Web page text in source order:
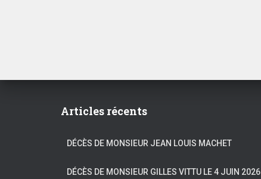
Articles récents
DÉCÈS DE MONSIEUR JEAN LOUIS MACHET
DÉCÈS DE MONSIEUR GILLES VITTU LE 4 JUIN 2026